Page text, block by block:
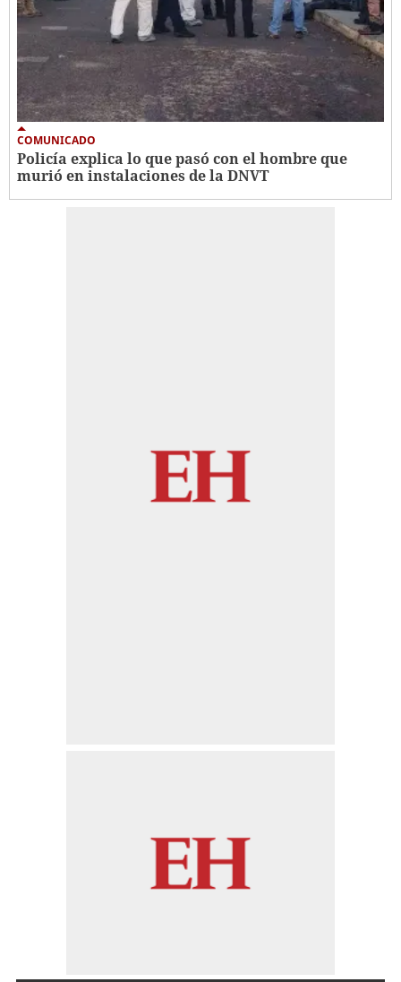
COMUNICADO
Policía explica lo que pasó con el hombre que
murió en instalaciones de la DNVT